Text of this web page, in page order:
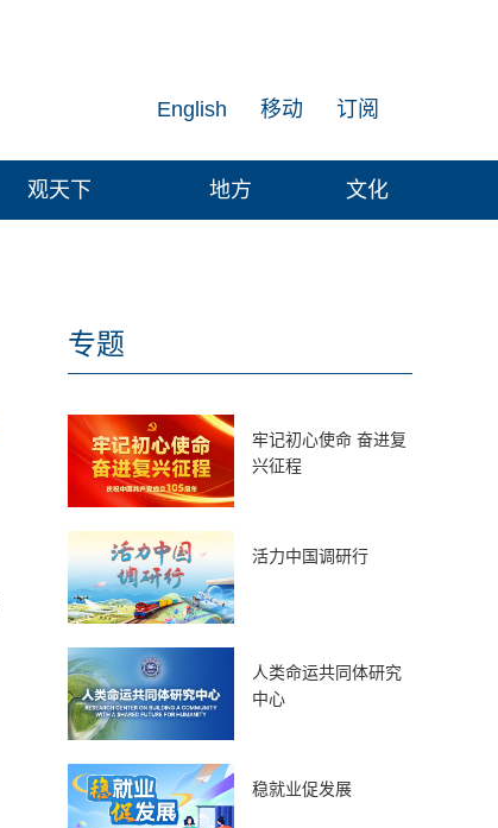
订阅
移动
English
观天下 地方 文化
专题
牢记初心使命 奋进复
兴征程
活力中国调研行
人类命运共同体研究
中心
稳就业促发展